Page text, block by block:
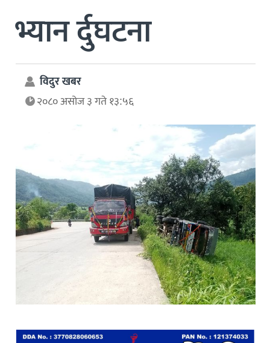
भ्यान र्दुघटना
विदुर खबर
२०८० असोज ३ गते १३:५६